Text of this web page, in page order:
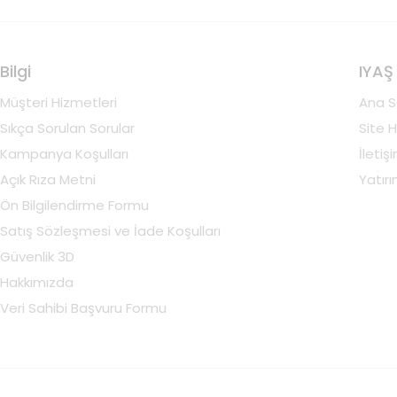
Bilgi
Müşteri Hizmetleri
Sıkça Sorulan Sorular
Kampanya Koşulları
Açık Rıza Metni
Ön Bilgilendirme Formu
Satış Sözleşmesi ve İade Koşulları
Güvenlik 3D
Hakkımızda
Veri Sahibi Başvuru Formu
IYAŞ
Ana
Site